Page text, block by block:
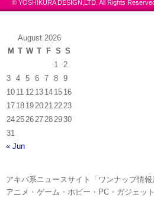
© YOSHIKURA DESIGN,LTD. All Rights
August 2026
M T W T F S S
1
2
3
4 5 6 7 8
9
10 11 12 13 14 15 16
17 18 19 20 21 22 23
24 25 26 27 28 2930
31
« Jun
アキバ系ニュースサイト「ワンナップ情報
アニメ・ゲーム・ホビー・PC・ガジェッ